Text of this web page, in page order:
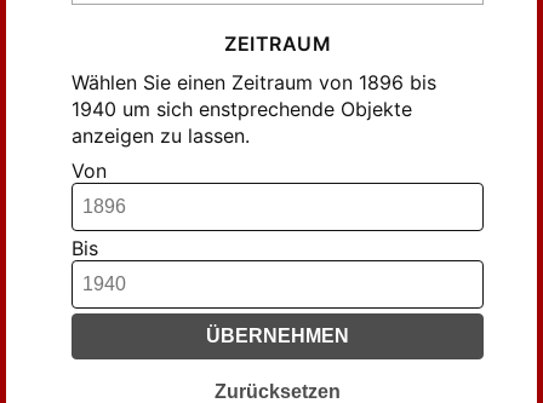
ZEITRAUM
Wählen Sie einen Zeitraum von 1896 bis
1940 um sich enstprechende Objekte
anzeigen zu lassen.
Von
Bis
ÜBERNEHMEN
Zurücksetzen